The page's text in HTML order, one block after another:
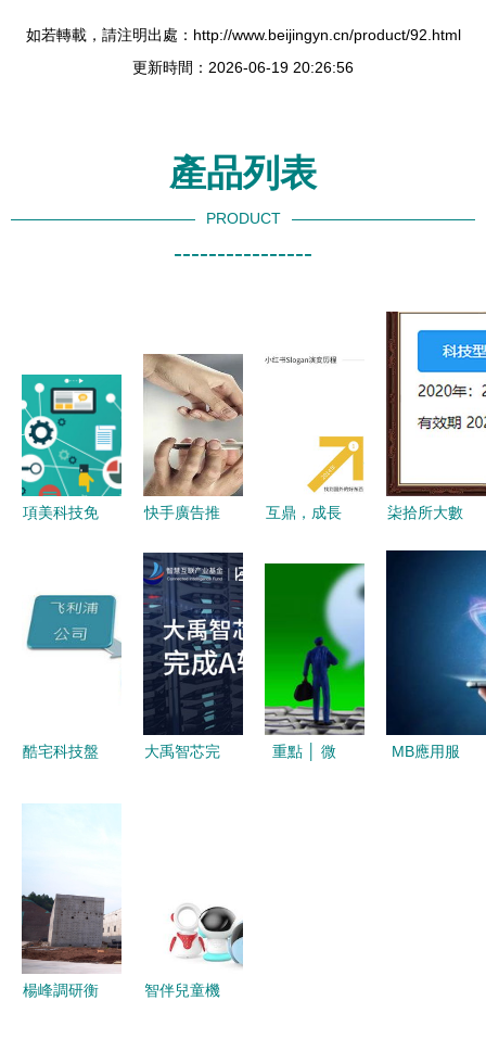
如若轉載，請注明出處：http://www.beijingyn.cn/product/92.html
更新時間：2026-06-19 20:26:56
產品列表
PRODUCT
----------------
項美科技免
康產業的戰
略擔當
快手廣告推
賃服務的流
量密碼
互鼎，成長
者 深度解
生態助推力
的進化之路
柒拾所大數
服務賦能數
酷宅科技盤
大禹智芯完
前海基金聚
力投資，共
拓應用服務
重點 │ 微
MB應用服
楊峰調研衡
智伴兒童機